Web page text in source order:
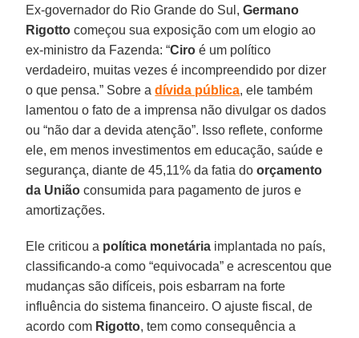
Ex-governador do Rio Grande do Sul,Germano
Rigotto começou sua exposição com um elogio ao
ex-ministro da Fazenda: “Ciro é um político
verdadeiro, muitas vezes é incompreendido por dizer
o que pensa.” Sobre adívida pública, ele também
lamentou o fato de a imprensa não divulgar os dados
ou “não dar a devida atenção”. Isso reflete, conforme
ele, em menos investimentos em educação, saúde e
segurança, diante de 45,11% da fatia doorçamento
da União consumida para pagamento de juros e
amortizações.
Ele criticou a política monetária implantada no país,
classificando-a como “equivocada” e acrescentou que
mudanças são difíceis, pois esbarram na forte
influência do sistema financeiro. O ajuste fiscal, de
acordo com Rigotto, tem como consequência a